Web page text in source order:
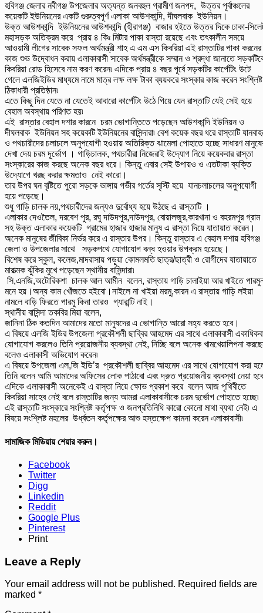
হবিগঞ্জ জেলার নবীগঞ্জ উপজেলার অত্যন্ত জনবহুল গ্রামীণ জনপদ, উত্তর পূর্বাঞ্চলের
কয়েকটি ইউনিয়নের একটি গুরুত্বপূর্ণ এলাকা আউশকান্দি, দীঘলবাক ইউনিয়ন।
উক্ত আউশকান্দি ইউনিয়নের আউশকান্দি (হীরাগঞ্জ) বাজার হইতে উত্তর দিকে ঢাকা-
মহাসড়ক অতিক্রম করে প্রায় ৪ কিঃ মিটার পাকা রাস্তা রয়েছে এবং তৎকালীন সময়ে
আওয়ামী লীগের সাবেক সফল অর্থমন্ত্রী শাহ এ এম এস কিবরিয়া এই রাস্তাটির পাকা করনের
কাজ শুভ উদ্বোধন করায় এলাকাবাসী সাবেক অর্থমন্ত্রীকে সম্মান ও শ্রদ্ধা জানাতে
কিবরিয়া রোড হিসেবে নাম করণ করেন৷ এদিকে প্রায় ৪ বছর পূর্বে সড়কটির কার্পেটিং উটে
গেলে এলজিইডির মাধ্যমে নামে মাত্র লক্ষ লক্ষ টাকা ব্যয়করে সংস্কার কাজ করেন সংশ্লিষ্ট
ঠিকাধারী প্রতিষ্ঠান৷
এতে কিছু দিন যেতে না যেতেই আবারো কার্পেটিং উঠে গিয়ে যেন রাস্তাটি যেই সেই হয়ে
বেহাল অবস্থায় পরিণত হয়৷
এই রাস্তার বেহাল দশার কারনে চরম ভোগান্তিতে পড়েছেন আউশকান্দি ইউনিয়ন ও
দীঘলবাক ইউনিয়ন সহ কয়েকটি ইউনিয়নের বাসিন্দারা৷ বেশ কয়েক বছর ধরে রাস্তাটি
ও পথচারীদের চলাচলে অনুপযোগী হওয়ায় অতিরিক্ত ঝামেলা পোহাতে হচ্ছে সাধারণ
দেখা দেয় চরম দূর্ভোগ । গাড়িচালক, পথচারীরা নিজেরাই উদ্যোগ নিয়ে কয়েকবার রাস্তা
সংস্কারের কাজ করছে অনেক বছর ধরে। কিন্তু এবার সেই উপায়ও ও এতটাকা ব্যক্তি
উদ্যোগে খরছ করার ক্ষমতাও নেই কারো।
তার উপর ঘন বৃষ্টিতে পুরো সড়কে ভাঙ্গায় গভীর গর্তের সৃস্টি হয়ে যানচলাচলের অনুপযোগী
হয়ে পড়েছে।
শুধু গাড়ি চালক নয়,পথচারীদের জন্যও দুর্বোধ্য হয়ে উঠছে এ রাস্তাটি ।
এলাকার দেওতৈল, দরবেশ পুর, রঘু দাউদপুর,দাউদপুর, বোয়ালজুর,কারখানা ও বহরমপুর গ্রাম
সহ উক্ত এলাকার কয়েকটি গ্রামের হাজার হাজার মানুষ এ রাস্তা দিয়ে যাতায়াত করেন।
অনেক মানুষের জীবিকা নির্ভর করে এ রাস্তার উপর। কিন্তু রাস্তার এ বেহাল দশায় হবিগঞ্জ
জেলা ও উপজেলার সাথে সড়কপথে যোগাযোগ বন্ধ হওয়ার উপক্রম হয়েছে।
বিশেষ করে স্কুল, কলেজ,মাদরাসায় পড়ুয়া কোমলমতি ছাত্র/ছাত্রী ও রোগীদের যাতায়াতে
মারাত্মক ঝুঁকির মুখে পড়েছেন স্থানীয় বাসিন্দারা৷
সি,এনজি,অটোরিকশা চালক আল আমীন বলেন, রাস্তায় গাড়ি চালাইয়া আর খাইতে
মনে হয়।অন্য কাম খোঁজতে হইবো।নাইলে না খাইয়া মরমু,কারন এ রাস্তায় গাড়ি লইয়া
নামলে বাড়ি ফিরতে পারমু কিনা তারও গ্যারান্টি নাই।
স্থানীয় বাসিন্দা তকবির মিয়া বলেন,
জানিনা ঠিক কতদিন আমাদের মতো মানুষদের এ ভোগান্তি আরো সহ্য করতে হবে।
এ বিষয়ে এলজি ইডির উপজেলা প্রকৌশলী ছাব্বির আহমেদ এর সাথে এলাকাবাসী
যোগাযোগ করলেও তিনি প্রয়োজনীয় ব্যবস্থা নেই, নিচ্ছি বলে অনেক খামখেয়ালিপনা
বলেও এলাকাসী অভিযোগ করেন৷
এ বিষয়ে উপজেলা এল,জি ইডি’র প্রকৌশলী ছাব্বির আহমেদ এর সাথে যোগাযোগ করা
তিনি বলেন আমি আমাদের অফিসের লোক পাঠাবো এবং দ্রুত প্রয়োজনীয় ব্যবস্থা নেয়া
এদিকে এলাকাবাসী অনেকেই এ রাস্তা নিয়ে ক্ষোভ প্রকাশ করে বলেন আজ পৃথিবীতে
কিবরিয়া সাহেব নেই বলে রাস্তাটির জন্য আমরা এলাকাবাসীকে চরম দুর্ভোগ পোহাতে হচ্ছে৷
এই রাস্তাটি সংস্কারে সংশ্লিষ্ট কর্তৃপক্ষ ও জনপ্রতিনিধি কারো কোনো মাথা ব্যথা নেই৷ এ
বিষয়ে সংশ্লিষ্ট মহলের উর্ধ্বতন কর্তৃপক্ষের আশু হস্তক্ষেপ কামনা করেন এলাকাবাসী৷
সামাজিক মিডিয়ায় শেয়ার করুন।
Facebook
Twitter
Digg
Linkedin
Reddit
Google Plus
Pinterest
Print
Leave a Reply
Your email address will not be published. Required fields are
marked *